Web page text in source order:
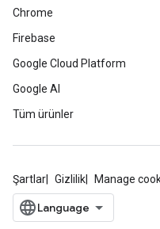
Chrome
Firebase
Google Cloud Platform
Google AI
Tüm ürünler
Şartlar Gizlilik Manage